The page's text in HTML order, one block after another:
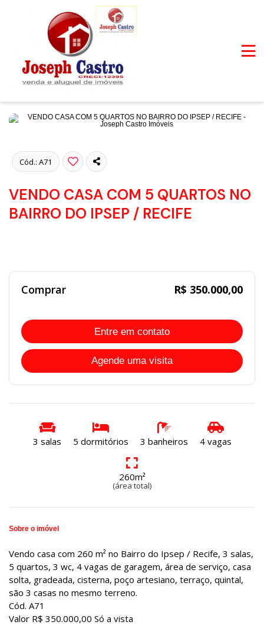
Cód.: A71
VENDO CASA COM 5 QUARTOS NO
BAIRRO DO IPSEP / RECIFE
Comprar R$ 350.000,00
Entre em contato
Agende uma visita
3 salas 5 dormitórios 3 banheiros 4 vagas
260m²
(área total)
Sobre o imóvel
Vendo casa com 260 m² no Bairro do Ipsep / Recife, 3 salas,
5 quartos, 3 wc, 4 vagas de garagem, área de serviço, casa
solta, gradeada, cisterna, poço artesiano, terraço, quintal,
são 3 casas no mesmo terreno.
Cód. A71
Valor R$ 350.000,00 Só a vista